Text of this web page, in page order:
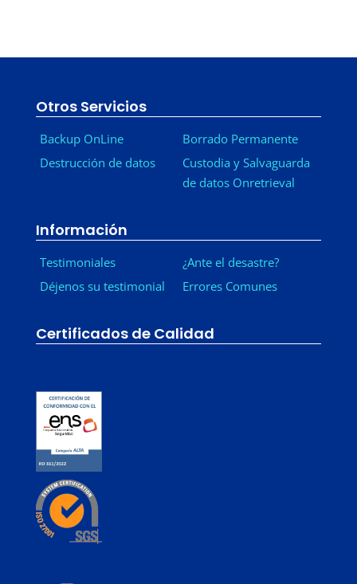
Otros Servicios
Backup OnLine
Destrucción de datos
Borrado Permanente
Custodia y Salvaguarda
de datos Onretrieval
Información
Testimoniales
Déjenos su testimonial
¿Ante el desastre?
Errores Comunes
Certificados de Calidad